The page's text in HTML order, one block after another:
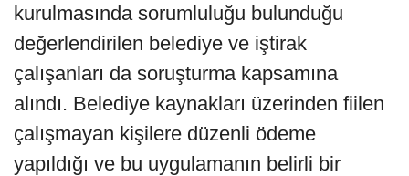
kurulmasında sorumluluğu bulunduğu
değerlendirilen belediye ve iştirak
çalışanları da soruşturma kapsamına
alındı. Belediye kaynakları üzerinden fiilen
çalışmayan kişilere düzenli ödeme
yapıldığı ve bu uygulamanın belirli bir